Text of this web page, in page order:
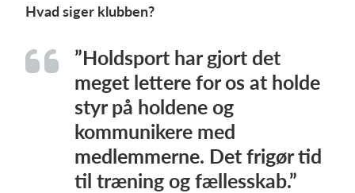
Hvad siger klubben?
”Holdsport har gjort det
meget lettere for os at holde
styr på holdene og
kommunikere med
medlemmerne. Det frigør tid
til træning og fællesskab.”